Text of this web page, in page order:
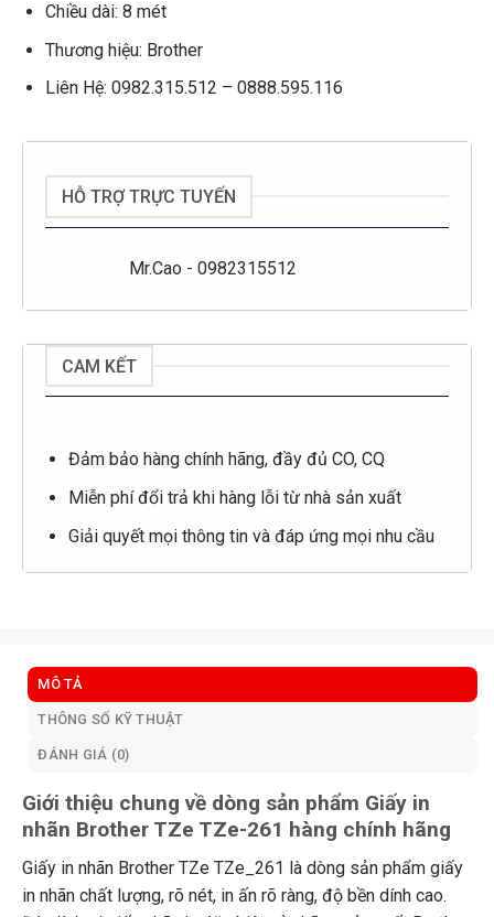
Chiều dài: 8 mét
Thương hiệu: Brother
Liên Hệ: 0982.315.512 – 0888.595.116
HỖ TRỢ TRỰC TUYẾN
Mr.Cao - 0982315512
CAM KẾT
Đảm bảo hàng chính hãng, đầy đủ CO, CQ
Miễn phí đổi trả khi hàng lỗi từ nhà sản xuất
Giải quyết mọi thông tin và đáp ứng mọi nhu cầu
MÔ TẢ
THÔNG SỐ KỸ THUẬT
ĐÁNH GIÁ (0)
Giới thiệu chung về dòng sản phẩm Giấy in
nhãn Brother TZe TZe-261 hàng chính hãng
Giấy in nhãn Brother TZe TZe_261 là dòng sản phẩm giấy
in nhãn chất lượng, rõ nét, in ấn rõ ràng, độ bền dính cao.